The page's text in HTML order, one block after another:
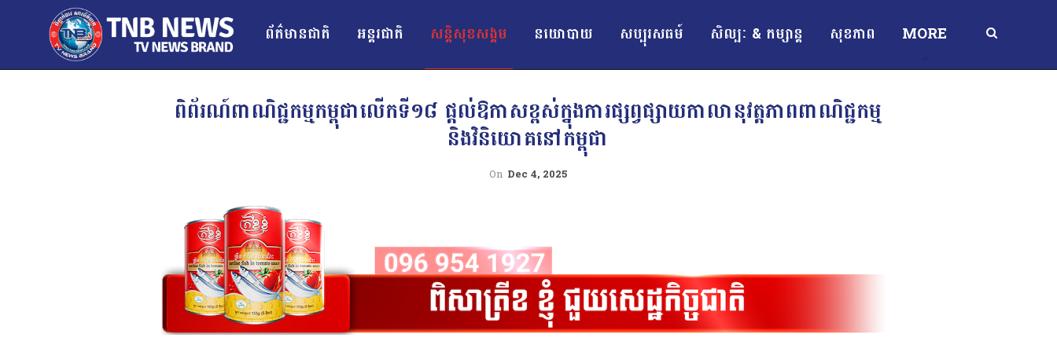
ព័ត៌មានជាតិ អន្ដរជាតិ សន្តិសុខសង្គម នយោបាយ សប្បុរសធម៍ សិល្បៈ & កម្សាន្ត សុខភាព MORE
ពិព័រណ៍ពាណិជ្ជកម្មកម្ពុជាលើកទី១៨ ផ្តល់ឱកាសខ្ពស់ក្នុងការផ្សព្វផ្សាយកាលានុវត្តភាពពាណិជ្ជកម្ម
និងវិនិយោគនៅកម្ពុជា
On Dec 4, 2025